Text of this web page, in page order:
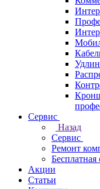
Сервис
Назад
Сервис
Ремонт
Бесплатная
Акции
Статьи